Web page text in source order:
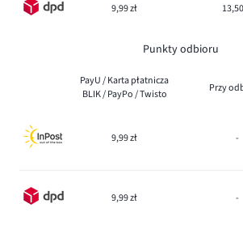
9,99 zł
Punkty odbioru
PayU / Karta płatnicza
BLIK / PayPo / Twisto
Przy
9,99 zł -
9,99 zł -